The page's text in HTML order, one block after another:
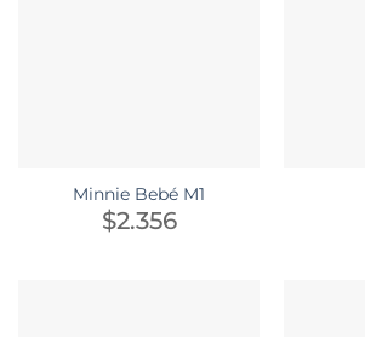
Minnie Bebé M1
$2.356